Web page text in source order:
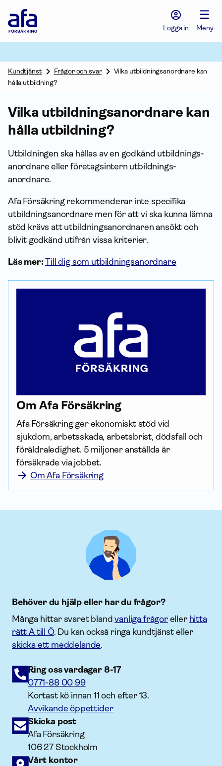
Försäkring
Logga in
☰
Meny
Kundtjänst Frågor och svar
Vilka utbildningsanordnare kan
hålla utbildning?
Vilka utbildnings­anordnare kan
hålla utbildning?
Utbildningen ska hållas av en godkänd utbildnings­
anordnare eller företagsintern utbildnings­
anordnare.
Afa För­säkring rekommenderar inte specifika
utbildnings­anordnare men för att vi ska kunna lämna
stöd krävs att utbildningsanordnaren ansökt och
blivit godkänd utifrån vissa kriterier.
Läs mer:Till dig som utbildningsanordnare
Om Afa För­säkring
Afa För­säkring ger ekonomiskt stöd vid
sjukdom, arbetsskada, arbetsbrist, dödsfall och
föräldraledighet. 5 miljoner anställda är
försäkrade via jobbet.
Om Afa Försäkring
Behöver du hjälp eller har du frågor?
Många hittar svaret blandvanliga frågoreller hitta
rätt A till Ö. Du kan också ringa kundtjänst eller
skicka ett meddelande.
Ring oss vardagar 8-17
0771-88 00 99
Kortast kö innan 11 och efter 13.
Avvikande öppettider
Skicka post
Afa Försäkring
106 27 Stockholm
Vårt kontor